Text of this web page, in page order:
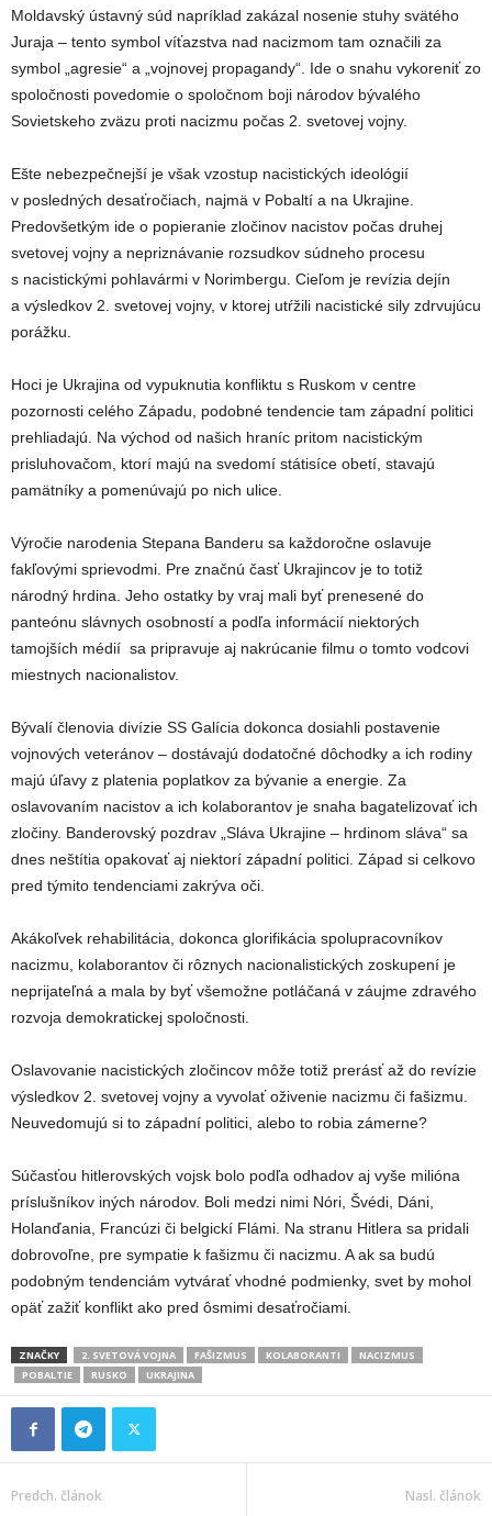
Moldavský ústavný súd napríklad zakázal nosenie stuhy svätého
Juraja – tento symbol víťazstva nad nacizmom tam označili za
symbol „agresie“ a „vojnovej propagandy“. Ide o snahu vykoreniť zo
spoločnosti povedomie o spoločnom boji národov bývalého
Sovietskeho zväzu proti nacizmu počas 2. svetovej vojny.
Ešte nebezpečnejší je však vzostup nacistických ideológií
v posledných desaťročiach, najmä v Pobaltí a na Ukrajine.
Predovšetkým ide o popieranie zločinov nacistov počas druhej
svetovej vojny a nepriznávanie rozsudkov súdneho procesu
s nacistickými pohlavármi v Norimbergu. Cieľom je revízia dejín
a výsledkov 2. svetovej vojny, v ktorej utŕžili nacistické sily zdrvujúcu
porážku.
Hoci je Ukrajina od vypuknutia konfliktu s Ruskom v centre
pozornosti celého Západu, podobné tendencie tam západní politici
prehliadajú. Na východ od našich hraníc pritom nacistickým
prisluhovačom, ktorí majú na svedomí státisíce obetí, stavajú
pamätníky a pomenúvajú po nich ulice.
Výročie narodenia Stepana Banderu sa každoročne oslavuje
fakľovými sprievodmi. Pre značnú časť Ukrajincov je to totiž
národný hrdina. Jeho ostatky by vraj mali byť prenesené do
panteónu slávnych osobností a podľa informácií niektorých
tamojších médií sa pripravuje aj nakrúcanie filmu o tomto vodcovi
miestnych nacionalistov.
Bývalí členovia divízie SS Galícia dokonca dosiahli postavenie
vojnových veteránov – dostávajú dodatočné dôchodky a ich rodiny
majú úľavy z platenia poplatkov za bývanie a energie. Za
oslavovaním nacistov a ich kolaborantov je snaha bagatelizovať ich
zločiny. Banderovský pozdrav „Sláva Ukrajine – hrdinom sláva“ sa
dnes neštítia opakovať aj niektorí západní politici. Západ si celkovo
pred týmito tendenciami zakrýva oči.
Akákoľvek rehabilitácia, dokonca glorifikácia spolupracovníkov
nacizmu, kolaborantov či rôznych nacionalistických zoskupení je
neprijateľná a mala by byť všemožne potláčaná v záujme zdravého
rozvoja demokratickej spoločnosti.
Oslavovanie nacistických zločincov môže totiž prerásť až do revízie
výsledkov 2. svetovej vojny a vyvolať oživenie nacizmu či fašizmu.
Neuvedomujú si to západní politici, alebo to robia zámerne?
Súčasťou hitlerovských vojsk bolo podľa odhadov aj vyše milióna
príslušníkov iných národov. Boli medzi nimi Nóri, Švédi, Dáni,
Holanďania, Francúzi či belgickí Flámi. Na stranu Hitlera sa pridali
dobrovoľne, pre sympatie k fašizmu či nacizmu. A ak sa budú
podobným tendenciám vytvárať vhodné podmienky, svet by mohol
opäť zažiť konflikt ako pred ôsmimi desaťročiami.
ZNAČKY 2. SVETOVÁ VOJNA FAŠIZMUS KOLABORANTI
NACIZMUS
POBALTIE
RUSKO UKRAJINA
Predch. článok Nasl. článok